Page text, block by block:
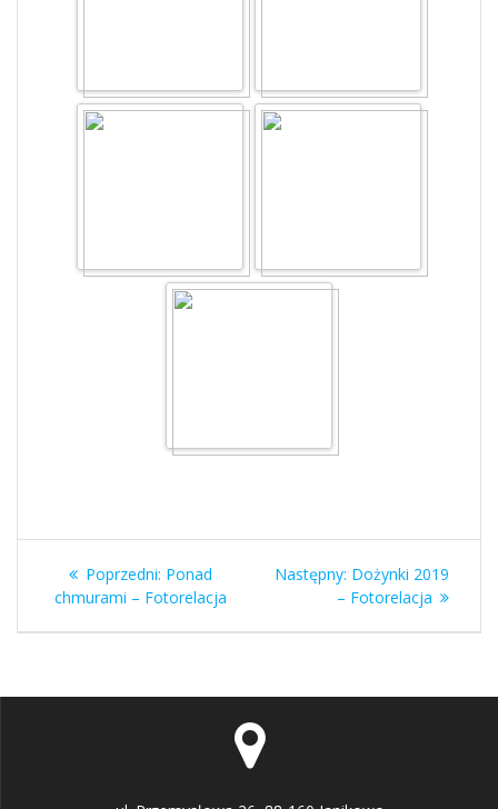
Nawigacja
wpisu
Poprzedni: Poprzedni
wpis:
Ponad
chmurami – Fotorelacja
Następny: Następny
wpis:
Dożynki 2019
– Fotorelacja